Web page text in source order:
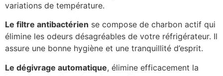
variations de température.
Le filtre antibactérien se compose de charbon actif qui
élimine les odeurs désagréables de votre réfrigérateur. Il
assure une bonne hygiène et une tranquillité d’esprit.
Le dégivrage automatique, élimine efficacement la